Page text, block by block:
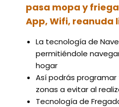
pasa mopa y
App, Wifi, reanuda
La tecnología de
permitiéndole
hogar
Así podrás
zonas a evitar al
Tecnología de